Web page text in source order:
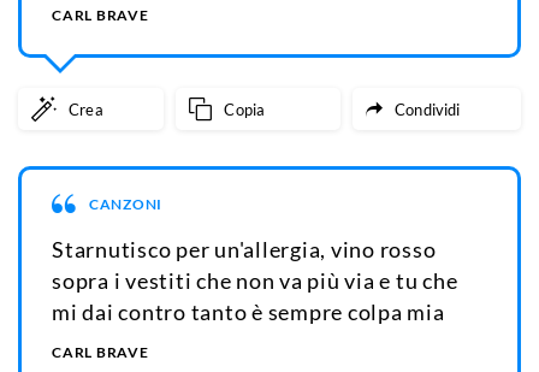
CARL BRAVE
Crea Copia Condividi
CANZONI
Starnutisco per un'allergia, vino rosso
sopra i vestiti che non va più via e tu che
mi dai contro tanto è sempre colpa mia
CARL BRAVE